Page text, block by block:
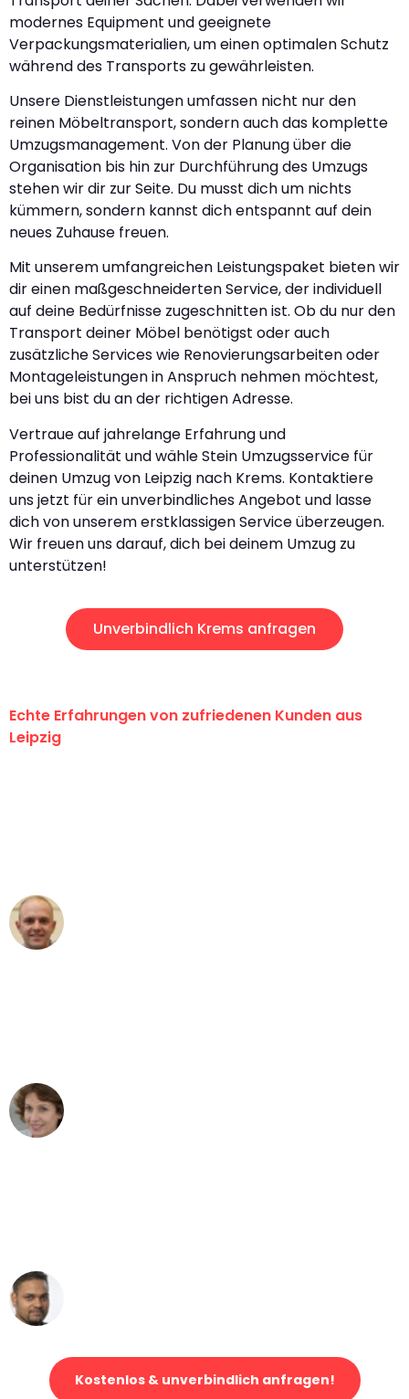
modernes Equipment und geeignete
Verpackungsmaterialien, um einen optimalen Schutz
während des Transports zu gewährleisten.
Unsere Dienstleistungen umfassen nicht nur den
reinen Möbeltransport, sondern auch das komplette
Umzugsmanagement. Von der Planung über die
Organisation bis hin zur Durchführung des Umzugs
stehen wir dir zur Seite. Du musst dich um nichts
kümmern, sondern kannst dich entspannt auf dein
neues Zuhause freuen.
Mit unserem umfangreichen Leistungspaket bieten wir
dir einen maßgeschneiderten Service, der individuell
auf deine Bedürfnisse zugeschnitten ist. Ob du nur den
Transport deiner Möbel benötigst oder auch
zusätzliche Services wie Renovierungsarbeiten oder
Montageleistungen in Anspruch nehmen möchtest,
bei uns bist du an der richtigen Adresse.
Vertraue auf jahrelange Erfahrung und
Professionalität und wähle Stein Umzugsservice für
deinen Umzug von Leipzig nach Krems. Kontaktiere
uns jetzt für ein unverbindliches Angebot und lasse
dich von unserem erstklassigen Service überzeugen.
Wir freuen uns darauf, dich bei deinem Umzug zu
unterstützen!
Unverbindlich Krems anfragen
Echte Erfahrungen von zufriedenen Kunden aus
Leipzig
Kostenlos & unverbindlich anfragen!